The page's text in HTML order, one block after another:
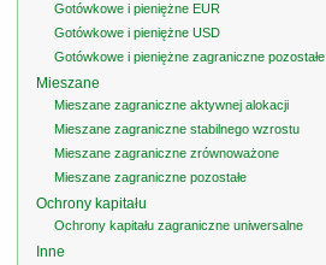
Gotówkowe i pieniężne EUR
Gotówkowe i pieniężne USD
Gotówkowe i pieniężne zagraniczne pozostałe
Mieszane
Mieszane zagraniczne aktywnej alokacji
Mieszane zagraniczne stabilnego wzrostu
Mieszane zagraniczne zrównoważone
Mieszane zagraniczne pozostałe
Ochrony kapitału
Ochrony kapitału zagraniczne uniwersalne
Inne